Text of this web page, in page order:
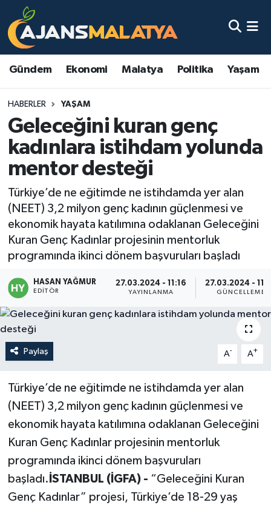
Gündem Ekonomi Malatya Politika Yaşam
HABERLER YAŞAM
Geleceğini kuran genç
kadınlara istihdam yolunda
mentor desteği
Türkiye’de ne eğitimde ne istihdamda yer alan
(NEET) 3,2 milyon genç kadının güçlenmesi ve
ekonomik hayata katılımına odaklanan Geleceğini
Kuran Genç Kadınlar projesinin mentorluk
programında ikinci dönem başvuruları başladı
HASAN YAĞMUR
EDITÖR
27.03.2024 - 11:16
YAYINLANMA
27.03.2024 -
GÜNCELLEME
Paylaş A- A+
Türkiye’de ne eğitimde ne istihdamda yer alan
(NEET) 3,2 milyon genç kadının güçlenmesi ve
ekonomik hayata katılımına odaklanan Geleceğini
Kuran Genç Kadınlar projesinin mentorluk
programında ikinci dönem başvuruları
başladı. İSTANBUL (İGFA) - “Geleceğini Kuran
Genç Kadınlar” projesi, Türkiye’de 18-29 yaş
Asayiş
Eğitim
Ekonomi
Gündem
Kadın
Kültür & Sanat
Magazin
Politika
Sağlık
Spor
Teknoloji
Malatya Nöbetçi Eczaneler
Malatya Namaz Vakitleri
Malatya Trafik Yoğunluk Haritası
TFF 3.Lig 2.Grup Puan Durumu ve Fikstür
Tüm Manşetler
Son Dakika Haberleri
Haber Arşivi